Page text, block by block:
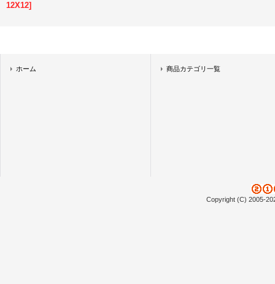
12X12]
ホーム 商品カテゴリ一覧
Copyright (C) 2005-